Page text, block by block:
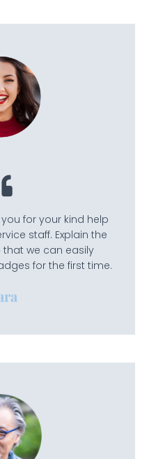
you for your kind help
staff. Explain the
that we can easily
for the first time.